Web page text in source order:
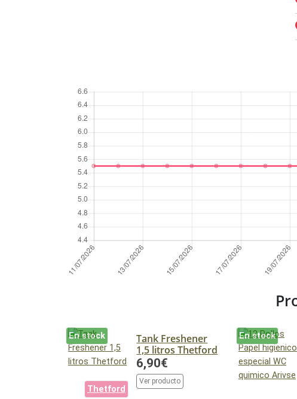
En stock
Thetford
Tank Freshener
1,5 litros Thetford
6,90€
Ver producto
En stock